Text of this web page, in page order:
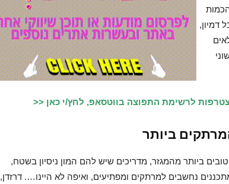
דמיון,
לרשימת התפוצה בווטסאפ, לחץ/י כאן <<
ביותר
ביותר מהמגזר, מדריכים שיש להם המון ניסיון בשטח,
נחשבים למרתקים ומפתיעים, ואיפה לא היינו…. דרזדן,